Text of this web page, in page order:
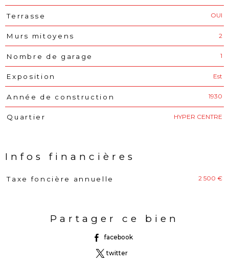
Terrasse OUI
Murs mitoyens 2
Nombre de garage 1
Exposition Est
Année de construction 1930
Quartier HYPER CENTRE
Infos financières
Caractéristiques Valeurs
Taxe foncière annuelle 2 500 €
Partager ce bien
facebook
twitter